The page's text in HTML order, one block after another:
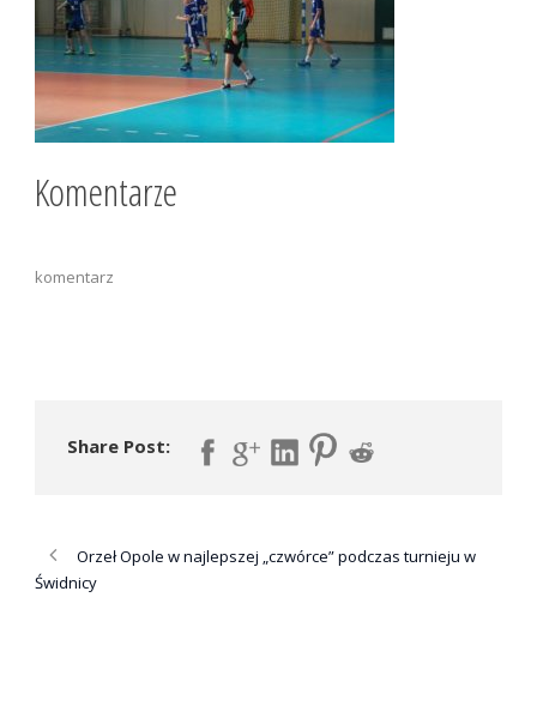
Komentarze
komentarz
Share Post:
Orzeł Opole w najlepszej „czwórce” podczas turnieju w
Świdnicy